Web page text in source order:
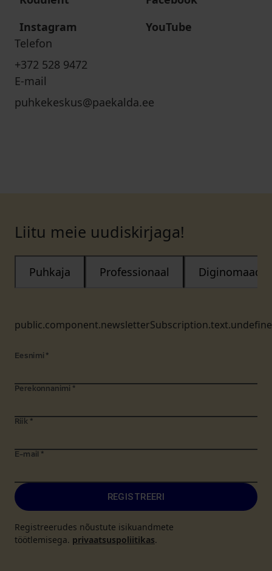
Instagram
YouTube
Telefon
+372 528 9472
E-mail
puhkekeskus@paekalda.ee
Liitu meie uudiskirjaga!
Puhkaja Professionaal Diginomaad
Eesnimi *
Perekonnanimi *
Riik *
E-mail *
REGISTREERI
Registreerudes nõustute isikuandmete
töötlemisega. privaatsuspoliitikas.